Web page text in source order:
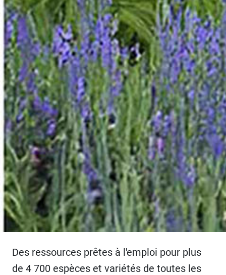
Des ressources prêtes à l'emploi pour plus
de 4 700 espèces et variétés de toutes les